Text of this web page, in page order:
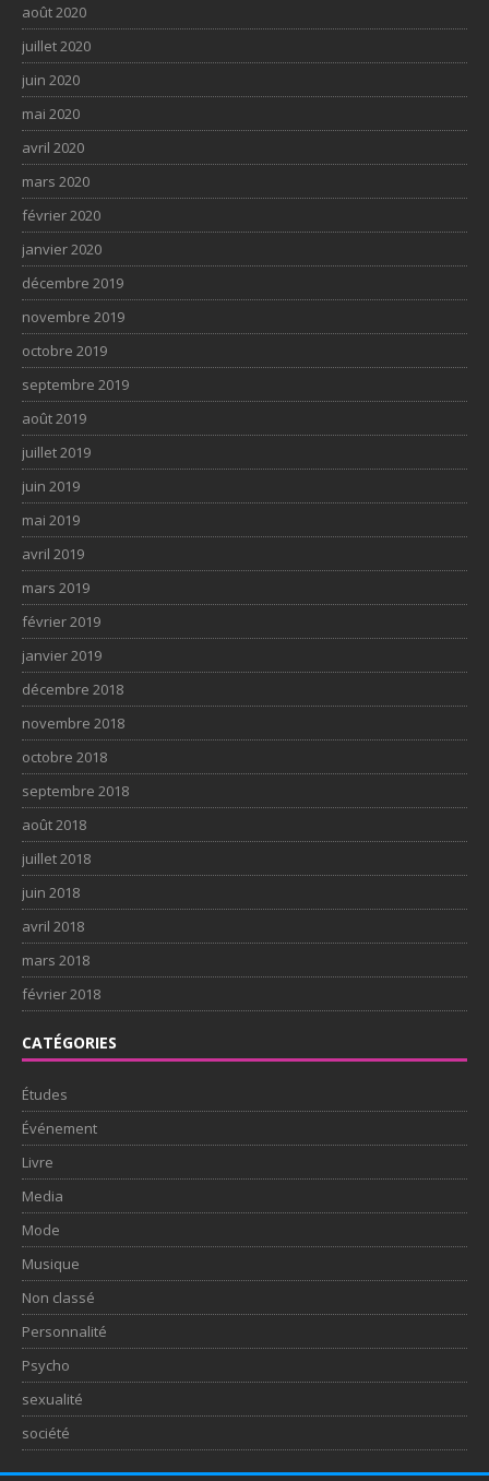
août 2020
juillet 2020
juin 2020
mai 2020
avril 2020
mars 2020
février 2020
janvier 2020
décembre 2019
novembre 2019
octobre 2019
septembre 2019
août 2019
juillet 2019
juin 2019
mai 2019
avril 2019
mars 2019
février 2019
janvier 2019
décembre 2018
novembre 2018
octobre 2018
septembre 2018
août 2018
juillet 2018
juin 2018
avril 2018
mars 2018
février 2018
CATÉGORIES
Études
Événement
Livre
Media
Mode
Musique
Non classé
Personnalité
Psycho
sexualité
société